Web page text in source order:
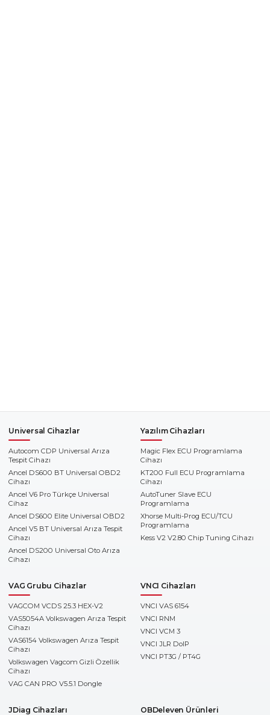
Universal Cihazlar
Autocom CDP Universal Arıza
Tespit Cihazı
Ancel DS600 BT Universal OBD2
Cihazı
Ancel V6 Pro Türkçe Universal
Cihaz
Ancel DS600 Elite Universal OBD2
Ancel V5 BT Universal Arıza Tespit
Cihazı
Ancel DS200 Universal Oto Arıza
Cihazı
Yazılım Cihazları
Magic Flex ECU Programlama
Cihazı
KT200 Full ECU Programlama
Cihazı
AutoTuner Slave ECU
Programlama
Xhorse Multi-Prog ECU/TCU
Programlama
Kess V2 V2.80 Chip Tuning Cihazı
VAG Grubu Cihazlar
VAGCOM VCDS 25.3 HEX-V2
VAS5054A Volkswagen Arıza Tespit
Cihazı
VAS6154 Volkswagen Arıza Tespit
Cihazı
Volkswagen Vagcom Gizli Özellik
Cihazı
VAG CAN PRO V5.5.1 Dongle
VNCI Cihazları
VNCI VAS 6154
VNCI RNM
VNCI VCM 3
VNCI JLR DoIP
VNCI PT3G / PT4G
JDiag Cihazları OBDeleven Ürünleri